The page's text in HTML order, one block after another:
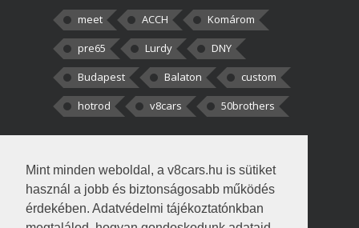
Mint minden weboldal, a v8cars.hu is sütiket
használ a jobb és biztonságosabb működés
érdekében. Adatvédelmi tájékoztatónkban
meet ACCH
Komárom
pre65
Lurdy
DNY
Budapest
Balaton
custom
hotrod
v8cars 50brothers
kortisz:Elszúrtam! Én csak két
darabbaal számoltam. Nem tudtam, hogy fél autót,